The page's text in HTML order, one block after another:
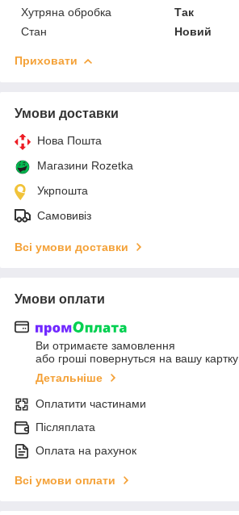
Хутряна обробка
Так
Стан
Новий
Приховати
Умови доставки
Нова Пошта
Магазини Rozetka
Укрпошта
Самовивіз
Всі умови доставки
Умови оплати
Ви отримаєте замовлення
або гроші повернуться на вашу картку
Детальніше
Оплатити частинами
Післяплата
Оплата на рахунок
Всі умови оплати